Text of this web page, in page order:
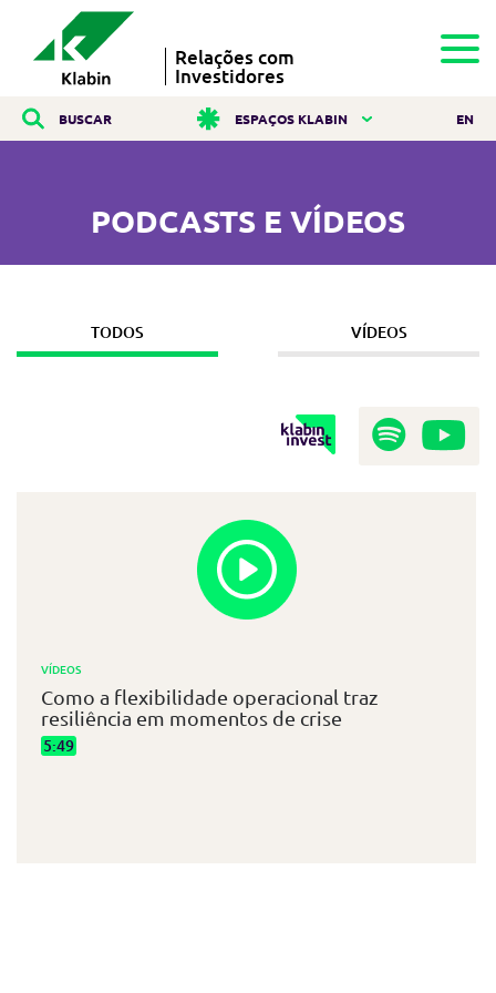
Relações com
Investidores
BUSCAR ESPAÇOS KLABIN EN
PODCASTS E VÍDEOS
VÍDEOS
TODOS
VÍDEOS
Como a flexibilidade operacional traz
resiliência em momentos de crise
5:49